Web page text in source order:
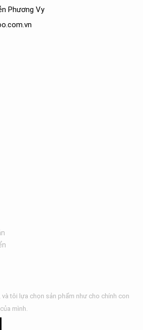
Phương Vy
n
tôi lựa chọn sản phẩm như cho chính con
mình.